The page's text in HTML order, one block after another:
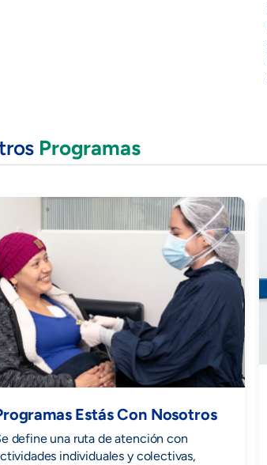
Programas
Estás Con Nosotros
define una ruta de atención con
individuales y colectivas,